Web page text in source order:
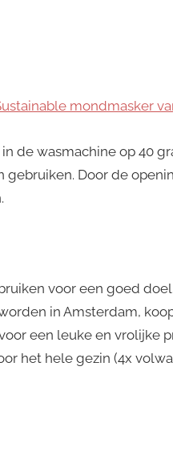
de wasmachine op 40
Door de
voor een goed
in Amsterdam,
een leuke en vrolijke
het hele gezin (4x